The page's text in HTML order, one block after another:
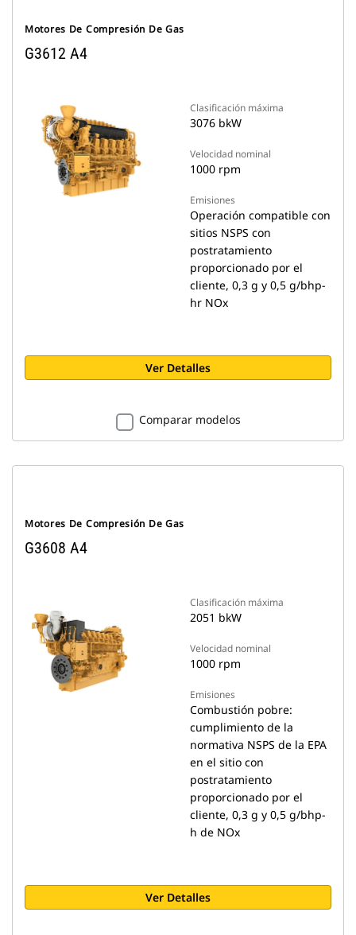
Motores De Compresión De Gas
G3612 A4
Clasificación máxima
3076 bkW
Velocidad nominal
1000 rpm
Emisiones
Operación compatible con
sitios NSPS con
postratamiento
proporcionado por el
cliente, 0,3 g y 0,5 g/bhp-
hr NOx
Ver Detalles
Comparar modelos
Motores De Compresión De Gas
G3608 A4
Clasificación máxima
2051 bkW
Velocidad nominal
1000 rpm
Emisiones
Combustión pobre:
cumplimiento de la
normativa NSPS de la EPA
en el sitio con
postratamiento
proporcionado por el
cliente, 0,3 g y 0,5 g/bhp-
h de NOx
Ver Detalles